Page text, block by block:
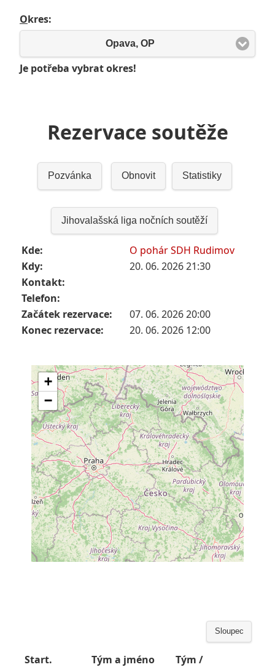
Okres:
Opava, OP
Je potřeba vybrat okres!
Rezervace soutěže
Pozvánka Obnovit Statistiky
Jihovalašská liga nočních soutěží
Kde:
O pohár SDH Rudimov
Kdy:
20. 06. 2026 21:30
Kontakt:
Telefon:
Začátek rezervace:
07. 06. 2026 20:00
Konec rezervace:
20. 06. 2026 12:00
Sloupec
Start.
Tým a jméno
Tým /